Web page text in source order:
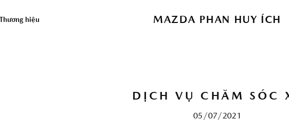
truy cập trang web này, bạn đồng ý với việc sử dụng cookie của chúng tôi.Click
Thương hiệu MAZDA PHAN HUY ÍCH
Bảo hành
DỊCH VỤ CHĂM SÓC
05/07/2021